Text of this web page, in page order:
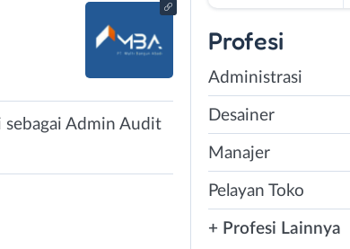
sebagai Admin Audit
Profesi
Administrasi
Desainer
Manajer
Pelayan Toko
+ Profesi Lainnya